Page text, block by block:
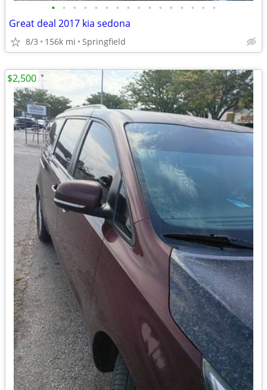
• • • • • • • • • • • • • • • •
Great deal 2017 kia sedona
8/3 156k mi Springfield
$2,500